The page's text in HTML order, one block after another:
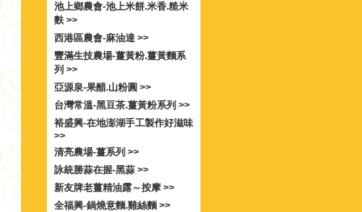
池上鄉農會-池上米餅.米香.糙米
麩 >>
西港區農會-麻油達 >>
豐滿生技農場-薑黃粉.薑黃麵系
列 >>
亞源泉-果醋.山粉圓 >>
台灣常溫-黑豆茶.薑黃粉系列 >>
裕盛興-在地澎湖手工製作好滋味
>>
清亮農場-薑系列 >>
詠統勝蒜在握-黑蒜 >>
新友牌老薑精油露～按摩 >>
全福興-鍋燒意麵.雞絲麵 >>